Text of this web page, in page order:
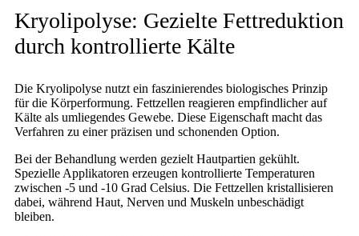
Kryolipolyse: Gezielte Fettreduktion
durch kontrollierte Kälte
Die Kryolipolyse nutzt ein faszinierendes biologisches Prinzip
für die Körperformung. Fettzellen reagieren empfindlicher auf
Kälte als umliegendes Gewebe. Diese Eigenschaft macht das
Verfahren zu einer präzisen und schonenden Option.
Bei der Behandlung werden gezielt Hautpartien gekühlt.
Spezielle Applikatoren erzeugen kontrollierte Temperaturen
zwischen -5 und -10 Grad Celsius. Die Fettzellen kristallisieren
dabei, während Haut, Nerven und Muskeln unbeschädigt
bleiben.